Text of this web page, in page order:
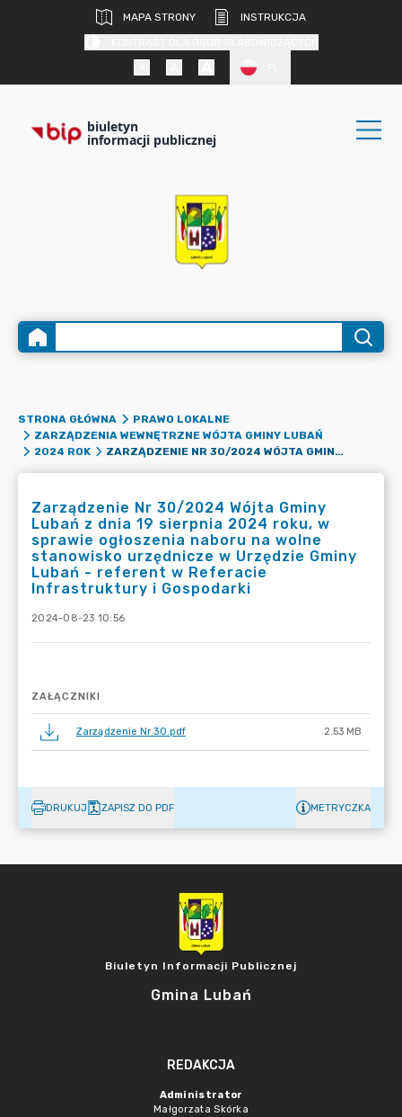
MAPA STRONY
INSTRUKCJA
biuletyn
informacji publicznej
STRONA GŁÓWNA
PRAWO LOKALNE
ZARZĄDZENIA WEWNĘTRZNE WÓJTA GMINY LUBAŃ
2024 ROK
ZARZĄDZENIE NR 30/2024 WÓJTA GMINY LUBAŃ Z DNIA 19 SIERPNIA 2024 ROKU, W SPRAWIE OGŁOSZENIA NABORU NA WOLNE STANOWISKO URZĘDNICZE W URZĘDZIE GMINY LUBAŃ - REFERENT W REFERACIE INFRASTRUKTURY I GOSPODARKI
Zarządzenie Nr 30/2024 Wójta Gminy
Lubań z dnia 19 sierpnia 2024 roku, w
sprawie ogłoszenia naboru na wolne
stanowisko urzędnicze w Urzędzie Gminy
Lubań - referent w Referacie
Infrastruktury i Gospodarki
2024-08-23 10:56
ZAŁĄCZNIKI
Zarządzenie Nr 30.pdf 2.53 MB
DRUKUJ ZAPISZ DO PDF METRYCZKA
Biuletyn Informacji Publicznej
Gmina Lubań
REDAKCJA
Administrator
Małgorzata Skórka